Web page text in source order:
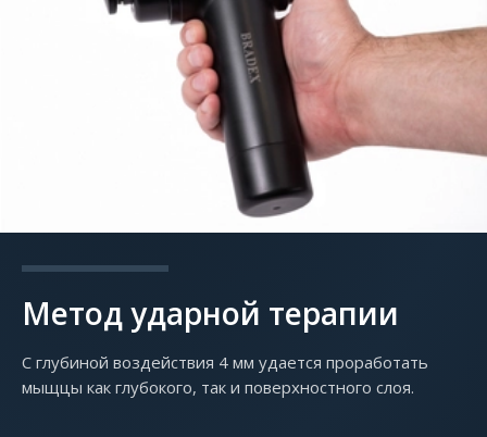
Метод ударной терапии
С глубиной воздействия 4 мм удается проработать
мыщцы как глубокого, так и поверхностного слоя.